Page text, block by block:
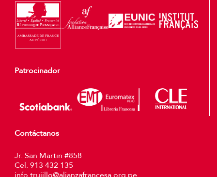
Patrocinador
Contáctanos
Jr. San Martin #858
Cel. 913 432 135